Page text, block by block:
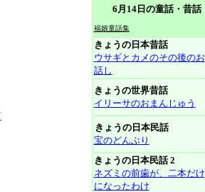
6月14日の童話・昔話
福娘童話集
きょうの日本昔話
ウサギとカメのその後のお
話し
きょうの世界昔話
イリーサのおまんじゅう
きょうの日本民話
宝のどんぶり
きょうの日本民話 2
ネズミの前歯が、二本だけ
になったわけ